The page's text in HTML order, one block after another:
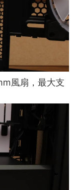
風扇，最大支